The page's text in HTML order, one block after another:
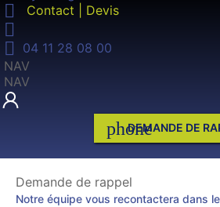
 Contact | Devis


04 11 28 08 00
NAV
NAV
phone
DEMANDE DE
Demande de rappel
Notre équipe vous recontactera dans